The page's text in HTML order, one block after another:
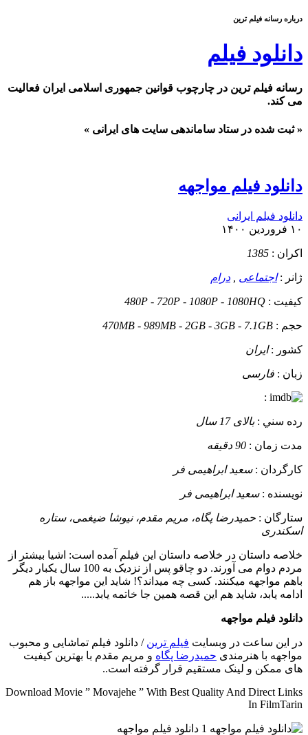
درباره رسانه فيلم ترين
دانلود فیلم
رسانه فیلم ترین در چارچوب قوانین جمهوری اسلامی ایران فعالیت
می کند.
« ثبت شده در ستاد ساماندهی سایت های ایرانی »
دانلود فیلم مواجهه
دانلود فیلم ایرانی
۱۰ فروردین ۱۴۰۰
اکران : 1385
ژانر :اجتماعی درام
کيفيت : 480P - 720P - 1080P - 1080HQ
حجم : 470MB - 989MB - 2GB - 3GB - 7.1GB
کشور :ایران
زبان : فارسی
:
رده سني :بالای 17 سال
مدت زمان : 90 دقیقه
کارگردان :سعید ابراهیمی فر
نويسنده :سعید ابراهیمی فر
ستارگان : حمیدرضا پگاه، مریم مقدم، نیوشا ضیغمی، ستاره
اسکندری
خلاصه داستان در خلاصه داستان این فیلم آمده است: اشیا بیشتر از
مردم دوام می آورند. دو چاقو پس از نزدیک به 100 سال یکبار دیگر
باهم مواجهه میکنند. کسی چه میداند؟! شاید این مواجهه باز هم
ادامه یابد، شاید هم این قصه همین جا خاتمه یابد.....
دانلود فیلم مواجهه
در این ساعت در وبسایت فیلم ترین / دانلود فیلم تماشایی و محبوب
مواجهه با هنرمندی حمیدرضا پگاه و مریم مقدم با بهترین کیفیت
های ممکن و لینک مستقیم قرار گرفته است..
Download Movie ” Movajehe ” With Best Quality And Direct Links
In FilmTarin